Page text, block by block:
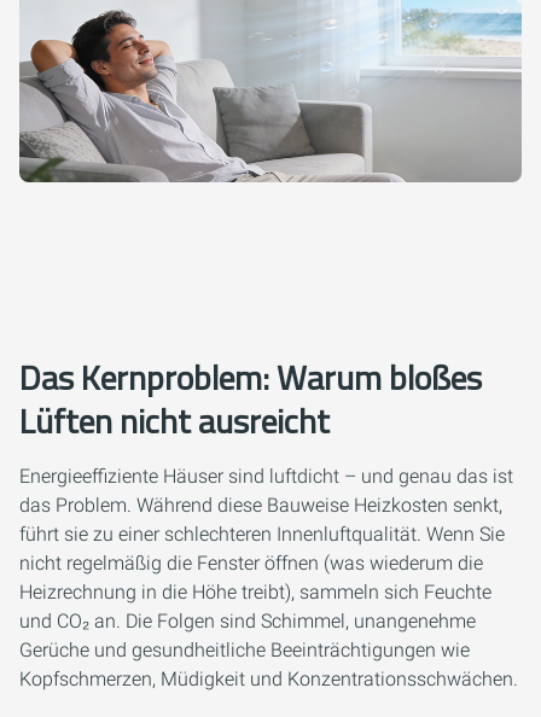
Das Kernproblem: Warum bloßes
Lüften nicht ausreicht
Energieeffiziente Häuser sind luftdicht – und genau das ist
das Problem. Während diese Bauweise Heizkosten senkt,
führt sie zu einer schlechteren Innenluftqualität. Wenn Sie
nicht regelmäßig die Fenster öffnen (was wiederum die
Heizrechnung in die Höhe treibt), sammeln sich Feuchte
und CO₂ an. Die Folgen sind Schimmel, unangenehme
Gerüche und gesundheitliche Beeinträchtigungen wie
Kopfschmerzen, Müdigkeit und Konzentrationsschwächen.